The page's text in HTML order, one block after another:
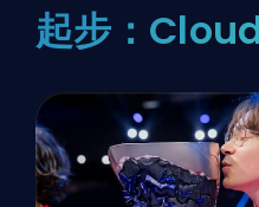
起步：